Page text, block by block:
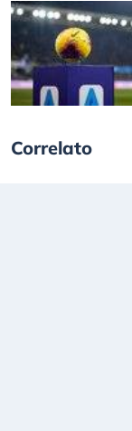
Correlato